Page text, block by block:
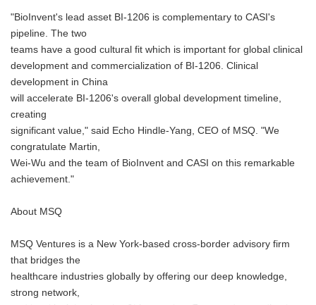
"BioInvent's lead asset BI-1206 is complementary to CASI's
pipeline. The two
teams have a good cultural fit which is important for global clinical
development and commercialization of BI-1206. Clinical
development in China
will accelerate BI-1206's overall global development timeline,
creating
significant value," said Echo Hindle-Yang, CEO of MSQ. "We
congratulate Martin,
Wei-Wu and the team of BioInvent and CASI on this remarkable
achievement."
About MSQ
MSQ Ventures is a New York-based cross-border advisory firm
that bridges the
healthcare industries globally by offering our deep knowledge,
strong network,